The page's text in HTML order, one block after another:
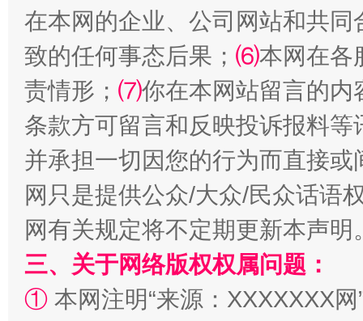
阿坝州三大球赛在茂县开幕 规模
在本网的企业、公司网站和共
致的任何事态后果； ⑹本网在各
责情形； ⑺你在本网站留言的内
条款方可留言和反映投诉报料
并承担一切因您的行为而直接
网只是提供公众/大众/民众话语
网有关规定将不定期更新本声明
三、关于网络版权权属问题：
① 本网注明“来源：XXXXXXX